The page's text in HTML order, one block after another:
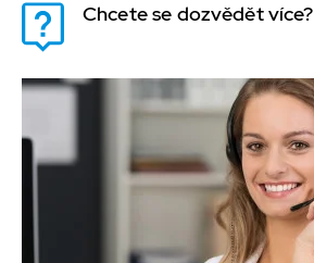
Chcete se dozvědět více?